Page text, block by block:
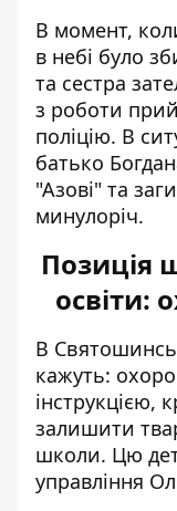
В момент,
в небі було
та сестра
з роботи
поліцію. В
батько
"Азові" та
минулоріч.
Позиція
освіти:
В
кажуть:
інструкцією,
залишити
школи. Цю
управління